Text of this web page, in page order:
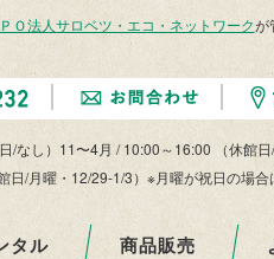
Ｏ法人サロベツ・エコ・ネットワークが
/なし）11〜4月 / 10:00～16:00 （休館日/
日/月曜・12/29-1/3）※月曜が祝日の場
タル 商品販売